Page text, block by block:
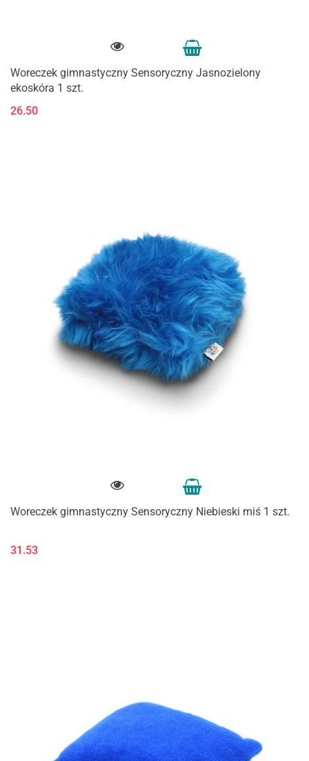
Woreczek gimnastyczny Sensoryczny Jasnozielony
ekoskóra 1 szt.
26.50
Woreczek gimnastyczny Sensoryczny Niebieski miś 1 szt.
31.53